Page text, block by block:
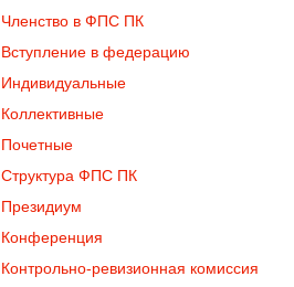
Членство в ФПС ПК
Вступление в федерацию
Индивидуальные
Коллективные
Почетные
Структура ФПС ПК
Президиум
Конференция
Контрольно-ревизионная комиссия